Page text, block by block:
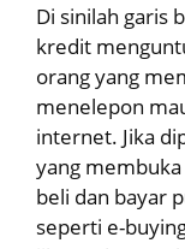
Di sinilah garis
kredit
orang yang
menelepon
internet. Jika
yang membuka
beli dan bayar
seperti e-